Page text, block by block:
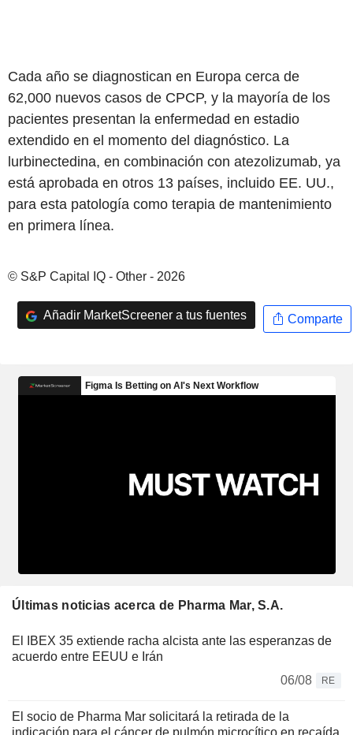
Cada año se diagnostican en Europa cerca de
62,000 nuevos casos de CPCP, y la mayoría de los
pacientes presentan la enfermedad en estadio
extendido en el momento del diagnóstico. La
lurbinectedina, en combinación con atezolizumab, ya
está aprobada en otros 13 países, incluido EE. UU.,
para esta patología como terapia de mantenimiento
en primera línea.
© S&P Capital IQ - Other - 2026
Añadir MarketScreener a tus fuentes Comparte
Últimas noticias acerca de Pharma Mar, S.A.
El IBEX 35 extiende racha alcista ante las esperanzas de
acuerdo entre EEUU e Irán
06/08
RE
El socio de Pharma Mar solicitará la retirada de la
indicación para el cáncer de pulmón microcítico en recaída